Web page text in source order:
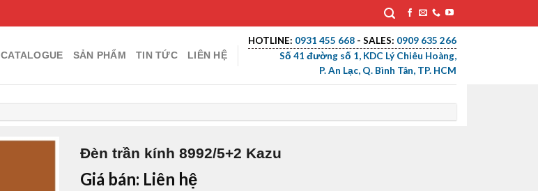
CATALOGUE SẢN PHẨM TIN TỨC LIÊN HỆ
HOTLINE: 0931 455 668 - SALES: 0909 635 266
Số 41 đường số 1, KDC Lý Chiêu Hoàng,
P. An Lạc, Q. Bình Tân, TP. HCM
Đèn trần kính 8992/5+2 Kazu
Giá bán: Liên hệ